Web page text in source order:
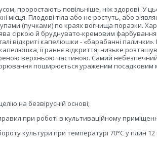
проростають повільніше, ніж здорові. У
місця. Плодові тіла або не ростуть, або
(пучками) по краях вогнища поразки.
сіркою й бруднувато-кремовим
відкриті капелюшки - «барабанні
її раннє відкриття, низьке
верхньою частиною. Самий небезпечний
поширюється ураженим посадковим
на безвірусній основі;
при роботі в культиваційному
культури при температурі 70°С у плин 12